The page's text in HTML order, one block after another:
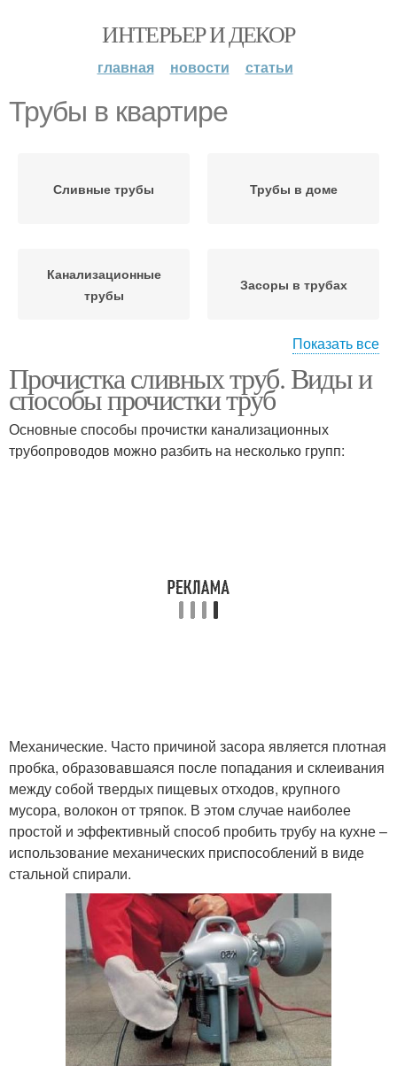
ИНТЕРЬЕР И ДЕКОР
главная новости статьи
Трубы в квартире
Сливные трубы Трубы в доме
Канализационные
трубы
Засоры в трубах
Газовая труба Газовые трубы
Показать все
Прочистка сливных труб. Виды и
способы прочистки труб
Основные способы прочистки канализационных
трубопроводов можно разбить на несколько групп:
Механические. Часто причиной засора является плотная
пробка, образовавшаяся после попадания и склеивания
между собой твердых пищевых отходов, крупного
мусора, волокон от тряпок. В этом случае наиболее
простой и эффективный способ пробить трубу на кухне –
использование механических приспособлений в виде
стальной спирали.